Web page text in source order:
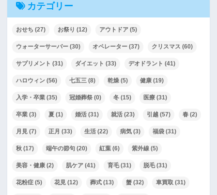
カテゴリー
おせち (27) お祭り (12) アウトドア (5)
ウォーターサーバー (30) オペレーター (37) クリスマス (60)
サプリメント (31) ダイエット (33) デオドラント (41)
ハロウィン (56) 七五三 (8) 乾燥 (5) 健康 (19)
入学・卒業 (35) 冠婚葬祭 (0) 冬 (15) 医療 (31)
卒業 (3) 夏 (1) 婚活 (31) 就活 (23) 引越 (57) 春 (2)
月見 (7) 正月 (33) 生活 (22) 病気 (3) 福袋 (31)
秋 (17) 端午の節句 (20) 紅葉 (6) 紫外線 (5)
美容・健康 (2) 肌ケア (41) 育毛(31) 脱毛(31)
花粉症 (5) 花見 (12) 葬式 (13) 蟹 (32) 車買取 (31)